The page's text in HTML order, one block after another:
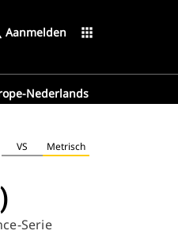
Aanmelden apps
Nederlands
VS Metrisch
Serie